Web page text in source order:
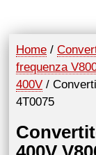
Home /
frequenza
400V /
4T0075